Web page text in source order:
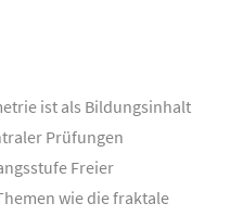
ist als Bildungsinhalt
Prüfungen
Freier
wie die fraktale